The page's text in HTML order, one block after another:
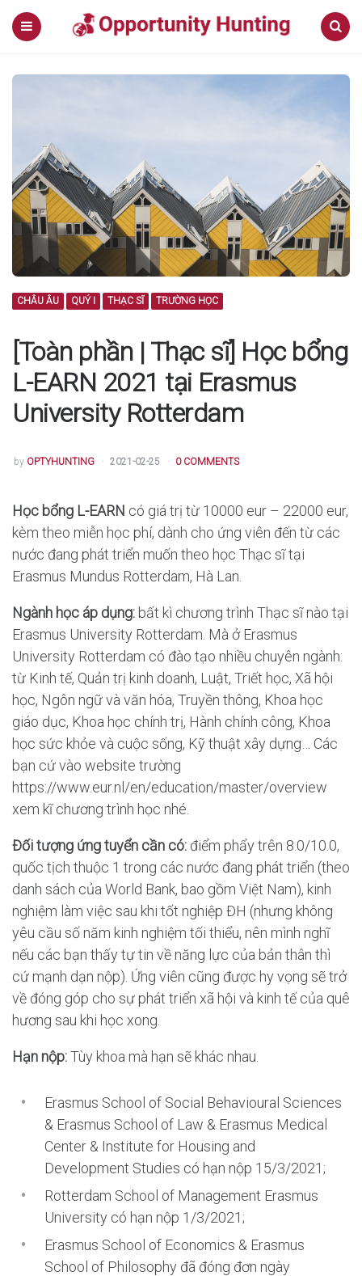
CHÂU ÂU QUÝ I THẠC SĨ TRƯỜNG HỌC
[Toàn phần | Thạc sĩ] Học bổng
L-EARN 2021 tại Erasmus
University Rotterdam
POSTED
by OPTYHUNTING 2021-02-25 0 COMMENTS
Học bổng L-EARN có giá trị từ 10000 eur – 22000 eur,
kèm theo miễn học phí, dành cho ứng viên đến từ các
nước đang phát triển muốn theo học Thạc sĩ tại
Erasmus Mundus Rotterdam, Hà Lan.
Ngành học áp dụng: bất kì chương trình Thạc sĩ nào tại
Erasmus University Rotterdam. Mà ở Erasmus
University Rotterdam có đào tạo nhiều chuyên ngành:
từ Kinh tế, Quản trị kinh doanh, Luật, Triết học, Xã hội
học, Ngôn ngữ và văn hóa, Truyền thông, Khoa học
giáo dục, Khoa học chính trị, Hành chính công, Khoa
học sức khỏe và cuộc sống, Kỹ thuật xây dựng… Các
bạn cứ vào website trường
https://www.eur.nl/en/education/master/overview
xem kĩ chương trình học nhé.
Đối tượng ứng tuyển cần có: điểm phẩy trên 8.0/10.0,
quốc tịch thuộc 1 trong các nước đang phát triển (theo
danh sách của World Bank, bao gồm Việt Nam), kinh
nghiệm làm việc sau khi tốt nghiệp ĐH (nhưng không
yêu cầu số năm kinh nghiệm tối thiểu, nên mình nghĩ
nếu các bạn thấy tự tin về năng lực của bản thân thì
cứ mạnh dạn nộp). Ứng viên cũng được hy vọng sẽ trở
về đóng góp cho sự phát triển xã hội và kinh tế của quê
hương sau khi học xong.
Hạn nộp:Tùy khoa mà hạn sẽ khác nhau.
Erasmus School of Social Behavioural Sciences
& Erasmus School of Law & Erasmus Medical
Center & Institute for Housing and
Development Studies có hạn nộp 15/3/2021;
Rotterdam School of Management Erasmus
University có hạn nộp 1/3/2021;
Erasmus School of Economics & Erasmus
School of Philosophy đã đóng đơn ngày